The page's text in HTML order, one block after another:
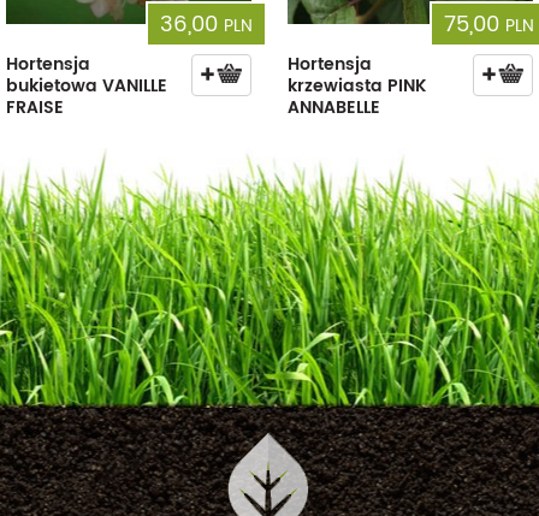
36,00 PLN
Hortensja
bukietowa VANILLE
FRAISE
75,00 PLN
Hortensja
krzewiasta PINK
ANNABELLE